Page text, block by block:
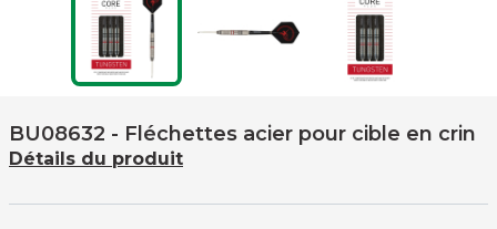
BU08632 - Fléchettes acier pour cible en crin
Détails du produit